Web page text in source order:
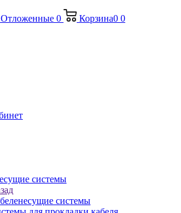
Отложенные 0 Корзина0 0
системы
системы